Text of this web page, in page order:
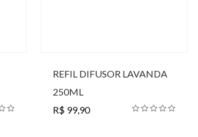
REFIL DIFUSOR LAVANDA
250ML
R$ 99,90